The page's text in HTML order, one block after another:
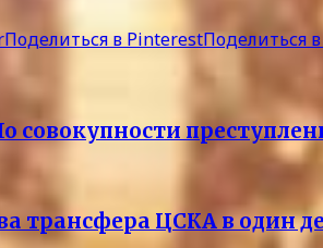
Поделиться в PinterestПоделиться
совокупности
трансфера ЦСКА в один